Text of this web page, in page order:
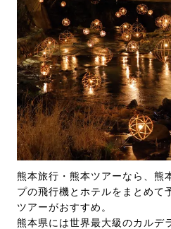
熊本旅行・熊本ツアーなら、熊
プの飛行機とホテルをまとめて
ツアーがおすすめ。
熊本県には世界最大級のカルデ